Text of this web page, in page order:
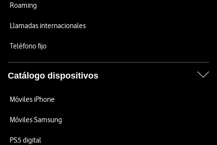
Roaming
Llamadas internacionales
Teléfono fijo
Catálogo dispositivos
Móviles iPhone
Móviles Samsung
PS5 digital